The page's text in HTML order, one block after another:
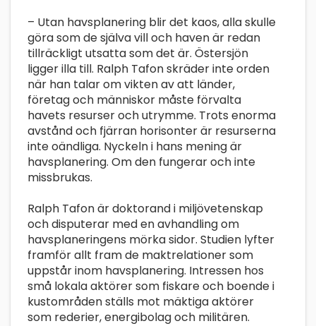
– Utan havsplanering blir det kaos, alla skulle
göra som de själva vill och haven är redan
tillräckligt utsatta som det är. Östersjön
ligger illa till. Ralph Tafon skräder inte orden
när han talar om vikten av att länder,
företag och människor måste förvalta
havets resurser och utrymme. Trots enorma
avstånd och fjärran horisonter är resurserna
inte oändliga. Nyckeln i hans mening är
havsplanering. Om den fungerar och inte
missbrukas.
Ralph Tafon är doktorand i miljövetenskap
och disputerar med en avhandling om
havsplaneringens mörka sidor. Studien lyfter
framför allt fram de maktrelationer som
uppstår inom havsplanering. Intressen hos
små lokala aktörer som fiskare och boende i
kustområden ställs mot mäktiga aktörer
som rederier, energibolag och militären.